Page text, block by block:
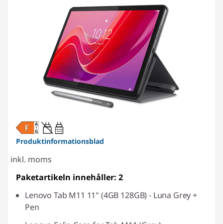
20W-60W
USB PD
Produktinformationsblad
inkl. moms
Paketartikeln innehåller: 2
Lenovo Tab M11 11" (4GB 128GB) - Luna Grey +
Pen